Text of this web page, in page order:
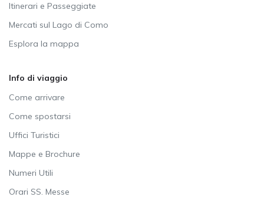
Itinerari e Passeggiate
Mercati sul Lago di Como
Esplora la mappa
Info di viaggio
Come arrivare
Come spostarsi
Uffici Turistici
Mappe e Brochure
Numeri Utili
Orari SS. Messe